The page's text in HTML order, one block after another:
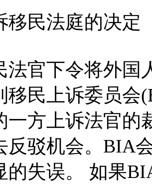
移民法庭的决定
法官下令将外国
移民上诉委员会
一方上诉法官的
反驳机会。BIA
的失误。 如果